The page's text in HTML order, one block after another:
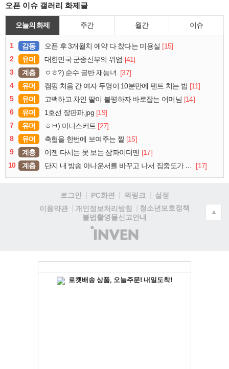
오픈 이슈 갤러리 화제글
오늘의 화제 주간 월간 이슈
1 감동 오픈 후 3개월치 예약 다 찼다는 미용실 [15]
2
유머 대한민국 군종신부의 위엄 [41]
3
계층 ㅇㅎ?) 순수 골반 재능녀. [37]
4
유머 캠핑 처음 간 여자 두명이 10분만에 텐트 치는 법 [11]
5
유머 고백하고 차인 딸이 불평하자 바로잡는 어머님 [14]
6
유머 1호선 장판파.jpg [19]
7
유머 ㅎㅂ) 미니스커트 [27]
8
유머 축협을 한번에 보여주는 짤 [15]
9
계층 이젠 다시는 못 보는 삼파이더맨 [17]
10
계층 단지 내 방송 아나운서를 바꾸고 나서 집중도가 확 올라갔다는 한 아파트의 안내방송 [17]
로그인 PC화면 퀵링크
설정
이용약관
개인정보처리방침
청소년보호정책
불법촬영물신고안내
(주)
인
▲